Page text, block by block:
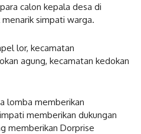
calon kepala desa di
simpati warga.
lor, kecamatan
agung, kecamatan kedokan
lomba memberikan
memberikan dukungan
memberikan Dorprise